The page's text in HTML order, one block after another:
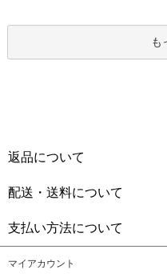
も
返品について
配送・送料について
支払い方法について
マイアカウント